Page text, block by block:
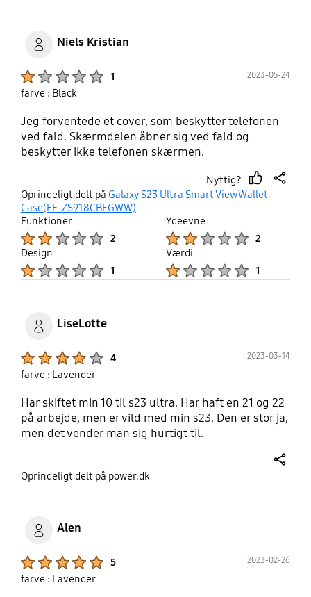
Niels Kristian
1 2023-05-24
farve : Black
Jeg forventede et cover, som beskytter telefonen
ved fald. Skærmdelen åbner sig ved fald og
beskytter ikke telefonen skærmen.
Nyttig?
thumb
Oprindeligt delt på Galaxy S23 Ultra Smart View Wallet
Case(EF-ZS918CBEGWW)
Funktioner
2
Ydeevne
2
Design
1
Værdi
1
LiseLotte
4 2023-03-14
farve : Lavender
Har skiftet min 10 til s23 ultra. Har haft en 21 og 22
på arbejde, men er vild med min s23. Den er stor ja,
men det vender man sig hurtigt til.
Oprindeligt delt på power.dk
Alen
5 2023-02-26
farve : Lavender